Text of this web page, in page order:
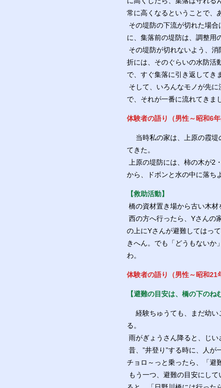
常に高くなるということで、
その堤防の下流が切れた場
に、集落前の堤防は、調整用
その堤防が切れないよう、
折には、そのぐらいの水防活
で、すぐ集落に引き返してき
そして、いろんなモノが先
で、それが一番に流れてきま
体験者の語り（男性～昭和6
当時私の家は、上原の霞堤
てきた。
上原の堤防には、柿の木が2
から、ドボンと水の中に落ち
【救助活動】
橋の資材置き場から古い木
西の方へ行ったら、Yさんの
の上にYさんが避難してはっ
きへん。でも「どうもないか
わ。
体験者の語り（男性～昭和21
【避難の目安は、橋の下の
経験ちゅうても、まだ幼い
る。
雨がぎょうさん降ると、じ
昔、”井登り”する時に、人
チョロ～っと乗ったら、「避
もう一つ、避難の目安にし